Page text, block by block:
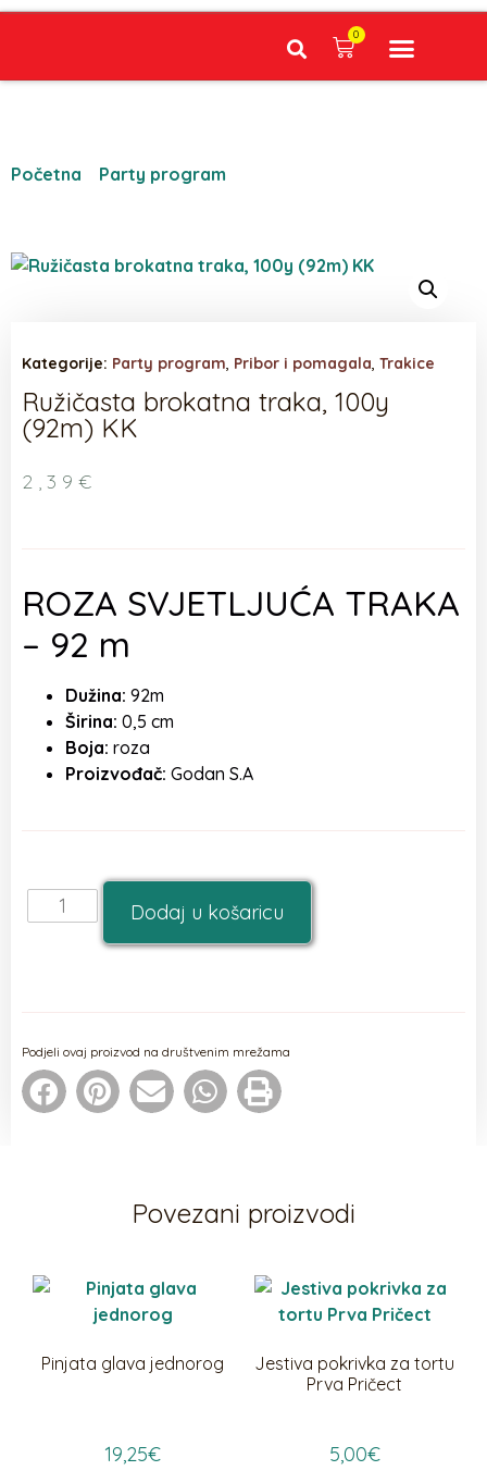
0
Početna Party program
Kategorije: Party program Pribor i pomagala Trakice
Ružičasta brokatna traka, 100y
(92m) KK
2,39 €
ROZA SVJETLJUĆA TRAKA
– 92 m
Dužina: 92m
Širina: 0,5 cm
Boja: roza
Proizvođač: Godan S.A
Dodaj u košaricu
Podjeli ovaj proizvod na društvenim mrežama
Povezani proizvodi
Pinjata glava jednorog
19,25€
Jestiva pokrivka za tortu
Prva Pričect
5,00€